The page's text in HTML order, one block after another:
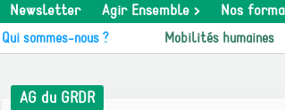
Newsletter Agir Ensemble > Nos
Qui sommes-nous ? Mobilités humaines
AG du GRDR